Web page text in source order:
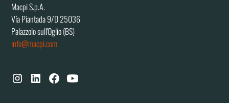
Macpi S.p.A.
Vía Piantada 9/D 25036
Palazzolo sull'Oglio (BS)
info@macpi.com